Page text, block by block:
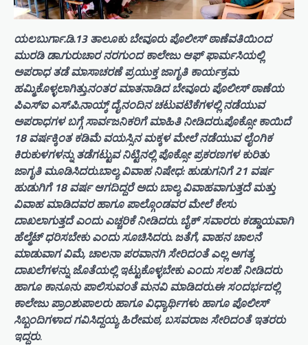
ಯಲಬುರ್ಗಾ.ಡಿ.13 ತಾಲೂಕು ಬೇವೂರು ಪೊಲೀಸ್ ಠಾಣೆವತಿಯಿಂದ
ಮುರಡಿ ಡಾ.ಗುರುಚಾರ ನರಗುಂದ ಕಾಲೇಜು ಆಫ್‌ ಫಾರ್ಮಸಿಯಲ್ಲಿ
ಅಪರಾಧ ತಡೆ ಮಾಸಾಚರಣೆ ಪ್ರಯುಕ್ತ ಜಾಗೃತಿ ಕಾರ್ಯಕ್ರಮ
ಹಮ್ಮಿಕೊಳ್ಳಲಾಗಿತ್ತು.ನಂತರ ಮಾತನಾಡಿದ ಬೇವೂರು ಪೊಲೀಸ್ ಠಾಣೆಯ
ಪಿಎಸ್ಐ ಎಸ್.ಪಿ.ನಾಯ್ಕ್ ದೈನಂದಿನ ಚಟುವಟಿಕೆಗಳಲ್ಲಿ ನಡೆಯುವ
ಅಪರಾಧಗಳ ಬಗ್ಗೆ ಸಾರ್ವಜನಿಕರಿಗೆ ಮಾಹಿತಿ ನೀಡಿದರು.ಪೊಕ್ಸೋ ಕಾಯಿದೆ
18 ವರ್ಷಕ್ಕಿಂತ ಕಡಿಮೆ ವಯಸ್ಸಿನ ಮಕ್ಕಳ ಮೇಲೆ ನಡೆಯುವ ಲೈಂಗಿಕ
ಕಿರುಕುಳಗಳನ್ನು ತಡೆಗಟ್ಟುವ ನಿಟ್ಟಿನಲ್ಲಿ ಪೊಕ್ಸೋ ಪ್ರಕರಣಗಳ ಕುರಿತು
ಜಾಗೃತಿ ಮೂಡಿಸಿದರು.ಬಾಲ್ಯ ವಿವಾಹ ನಿಷೇಧ: ಹುಡುಗನಿಗೆ 21 ವರ್ಷ
ಹುಡುಗಿಗೆ 18 ವರ್ಷ ಆಗದಿದ್ದರೆ ಅದು ಬಾಲ್ಯ ವಿವಾಹವಾಗುತ್ತದೆ ಮತ್ತು
ವಿವಾಹ ಮಾಡಿದವರ ಹಾಗೂ ಪಾಲ್ಗೊಂಡವರ ಮೇಲೆ ಕೇಸು
ದಾಖಲಾಗುತ್ತದೆ ಎಂದು ಎಚ್ಚರಿಕೆ ನೀಡಿದರು. ಬೈಕ್ ಸವಾರರು ಕಡ್ಡಾಯವಾಗಿ
ಹೆಲ್ಮೆಟ್ ಧರಿಸಬೇಕು ಎಂದು ಸೂಚಿಸಿದರು. ಜತೆಗೆ, ವಾಹನ ಚಾಲನೆ
ಮಾಡುವಾಗ ವಿಮೆ, ಚಾಲನಾ ಪರವಾನಗಿ ಸೇರಿದಂತೆ ಎಲ್ಲ ಅಗತ್ಯ
ದಾಖಲೆಗಳನ್ನು ಜೊತೆಯಲ್ಲಿ ಇಟ್ಟುಕೊಳ್ಳಬೇಕು ಎಂದು ಸಲಹೆ ನೀಡಿದರು
ಹಾಗೂ ಕಾನೂನು ಪಾಲಿಸುವಂತೆ ಮನವಿ ಮಾಡಿದರು.ಈ ಸಂದರ್ಭದಲ್ಲಿ
ಕಾಲೇಜು ಪ್ರಾಂಶುಪಾಲರು ಹಾಗೂ ವಿಧ್ಯಾರ್ಥಿಗಳು ಹಾಗೂ ಪೊಲೀಸ್
ಸಿಬ್ಬಂದಿಗಳಾದ ಗವಿಸಿದ್ದಯ್ಯ ಹಿರೇಮಠ, ಬಸವರಾಜ ಸೇರಿದಂತೆ ಇತರರು
ಇದ್ದರು.